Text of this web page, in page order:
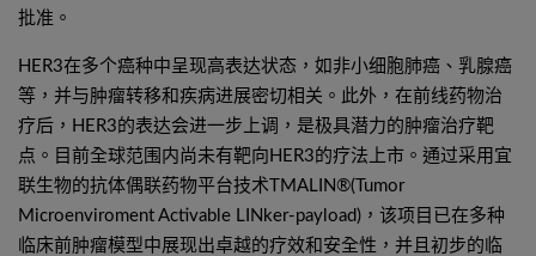
批准。
HER3在多个癌种中呈现高表达状态，如非小细胞肺癌、乳腺癌
等，并与肿瘤转移和疾病进展密切相关。此外，在前线药物治
疗后，HER3的表达会进一步上调，是极具潜力的肿瘤治疗靶
点。目前全球范围内尚未有靶向HER3的疗法上市。通过采用宜
联生物的抗体偶联药物平台技术TMALIN®(Tumor
Microenviroment Activable LINker-payload)，该项目已在多种
临床前肿瘤模型中展现出卓越的疗效和安全性，并且初步的临